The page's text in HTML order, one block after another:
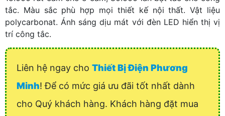
tắc. Màu sắc phù hợp mọi thiết kế nội thất. Vật liệu
polycarbonat. Ánh sáng dịu mát với đèn LED hiển thị vị
trí công tắc.
Liên hệ ngay cho Thiết Bị Điện Phương
Minh! Để có mức giá ưu đãi tốt nhất dành
cho Quý khách hàng. Khách hàng đặt mua